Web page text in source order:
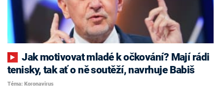
Jak motivovat mladé k očkování? Mají rádi
tenisky, tak ať o ně soutěží, navrhuje Babiš
Téma: Koronavirus